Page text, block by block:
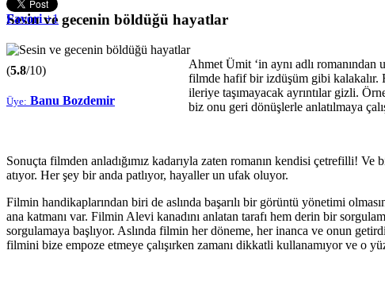
Favori +1
Sesin ve gecenin böldüğü hayatlar
(5.8/10)
Üye: Banu Bozdemir
Ahmet Ümit ‘in aynı adlı romanından
filmde hafif bir izdüşüm gibi kalakalır.
ileriye taşımayacak ayrıntılar gizli.
biz onu geri dönüşlerle anlatılmaya
Sonuçta filmden anladığımız kadarıyla zaten romanın kendisi çetrefilli!
atıyor. Her şey bir anda patlıyor, hayaller un ufak oluyor.
Filmin handikaplarından biri de aslında başarılı bir görüntü yönetimi
ana katmanı var. Filmin Alevi kanadını anlatan tarafı hem derin bir
sorgulamaya başlıyor. Aslında filmin her döneme, her inanca ve onun
filmini bize empoze etmeye çalışırken zamanı dikkatli kullanamıyor ve o